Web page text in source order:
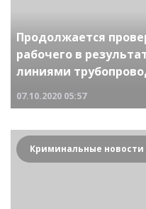
Продолжается
рабочего в
линиями
07.10.2020 05:57